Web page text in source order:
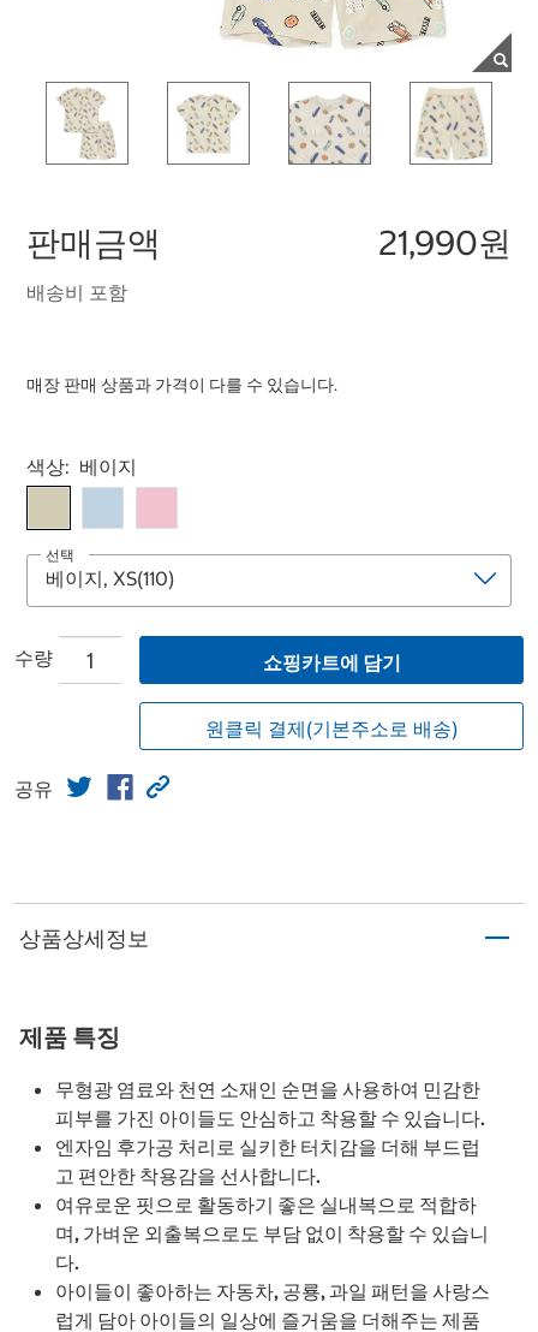
판매금액 21,990원
배송비 포함
매장 판매 상품과 가격이 다를 수 있습니다.
Select product
색상: 베이지
선택
수량 쇼핑카트에 담기
원클릭 결제(기본주소로 배송)
공유
상품상세정보
제품 특징
무형광 염료와 천연 소재인 순면을 사용하여 민감한
피부를 가진 아이들도 안심하고 착용할 수 있습니다.
엔자임 후가공 처리로 실키한 터치감을 더해 부드럽
고 편안한 착용감을 선사합니다.
여유로운 핏으로 활동하기 좋은 실내복으로 적합하
며, 가벼운 외출복으로도 부담 없이 착용할 수 있습니
다.
아이들이 좋아하는 자동차, 공룡, 과일 패턴을 사랑스
럽게 담아 아이들의 일상에 즐거움을 더해주는 제품